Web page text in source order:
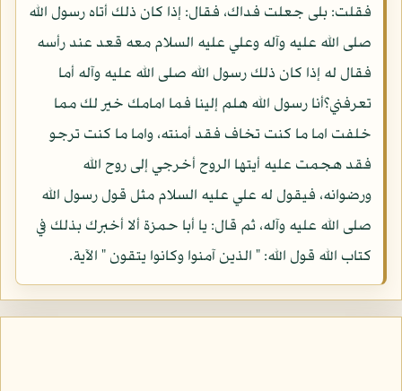
فقلت: بلى جعلت فداك، فقال: إذا كان ذلك أتاه رسول الله
صلى الله عليه وآله وعلي عليه السلام معه قعد عند رأسه
فقال له إذا كان ذلك رسول الله صلى الله عليه وآله أما
تعرفني؟أنا رسول الله هلم إلينا فما امامك خير لك مما
خلفت اما ما كنت تخاف فقد أمنته، واما ما كنت ترجو
فقد هجمت عليه أيتها الروح أخرجي إلى روح الله
ورضوانه، فيقول له علي عليه السلام مثل قول رسول الله
صلى الله عليه وآله، ثم قال: يا أبا حمزة ألا أخبرك بذلك في
كتاب الله قول الله: " الذين آمنوا وكانوا يتقون " الآية.